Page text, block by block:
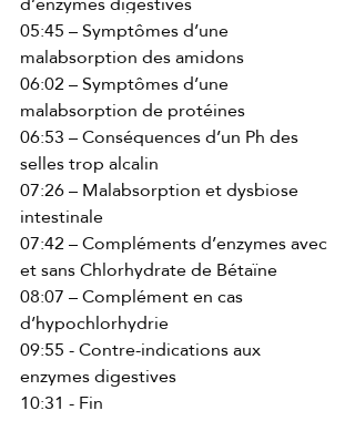
05:45 – Symptômes d’une
malabsorption des amidons
06:02 – Symptômes d’une
malabsorption de protéines
06:53 – Conséquences d’un Ph des
selles trop alcalin
07:26 – Malabsorption et dysbiose
intestinale
07:42 – Compléments d’enzymes avec
et sans Chlorhydrate de Bétaïne
08:07 – Complément en cas
d’hypochlorhydrie
09:55 - Contre-indications aux
enzymes digestives
10:31 - Fin